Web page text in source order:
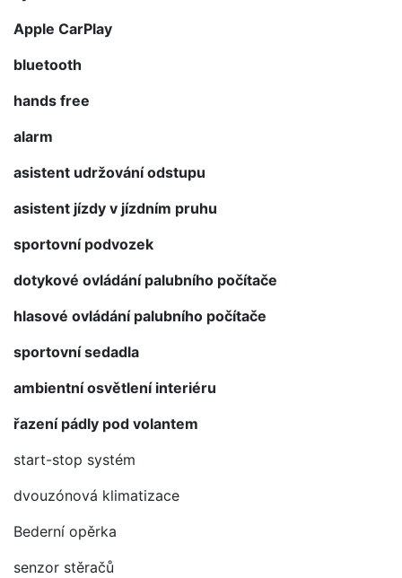
Apple CarPlay
bluetooth
hands free
alarm
asistent udržování odstupu
asistent jízdy v jízdním pruhu
sportovní podvozek
dotykové ovládání palubního počítače
hlasové ovládání palubního počítače
sportovní sedadla
ambientní osvětlení interiéru
řazení pádly pod volantem
start-stop systém
dvouzónová klimatizace
Bederní opěrka
senzor stěračů